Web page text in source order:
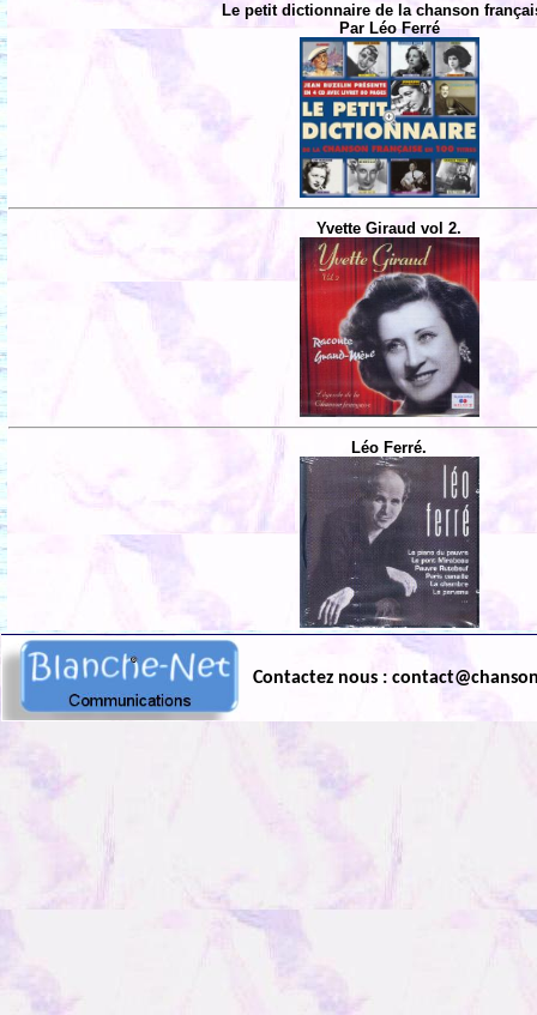
Le petit dictionnaire de la chanson
Par Léo Ferré
Yvette Giraud vol 2.
Léo Ferré.
Contactez nous :